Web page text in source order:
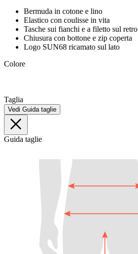
Bermuda in cotone e lino
Elastico con coulisse in vita
Tasche sui fianchi e a filetto sul retro
Chiusura con bottone e zip coperta
Logo SUN68 ricamato sul lato
Colore
Taglia
Vedi Guida taglie
Guida taglie